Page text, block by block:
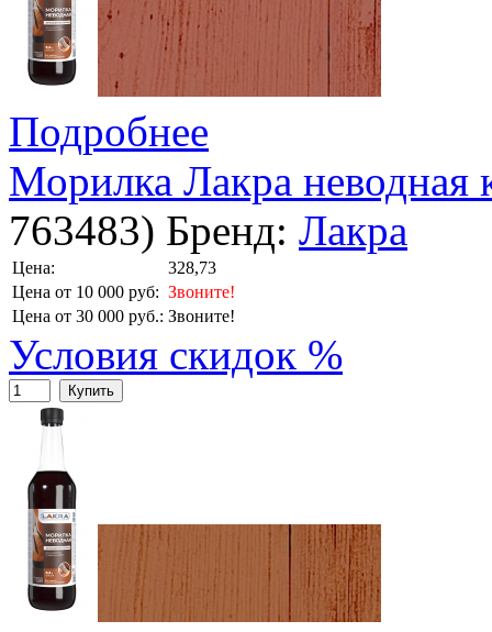
Подробнее
Морилка Лакра неводная
763483) Бренд: Лакра
Цена:
328,73
Цена от 10 000 руб: Звоните!
Цена от 30 000 руб.: Звоните!
Условия скидок %
Купить